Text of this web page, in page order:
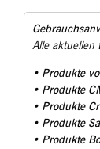
Alle aktuellen
• Produkte
• Produkte
• Produkte
• Produkte
• Produkte